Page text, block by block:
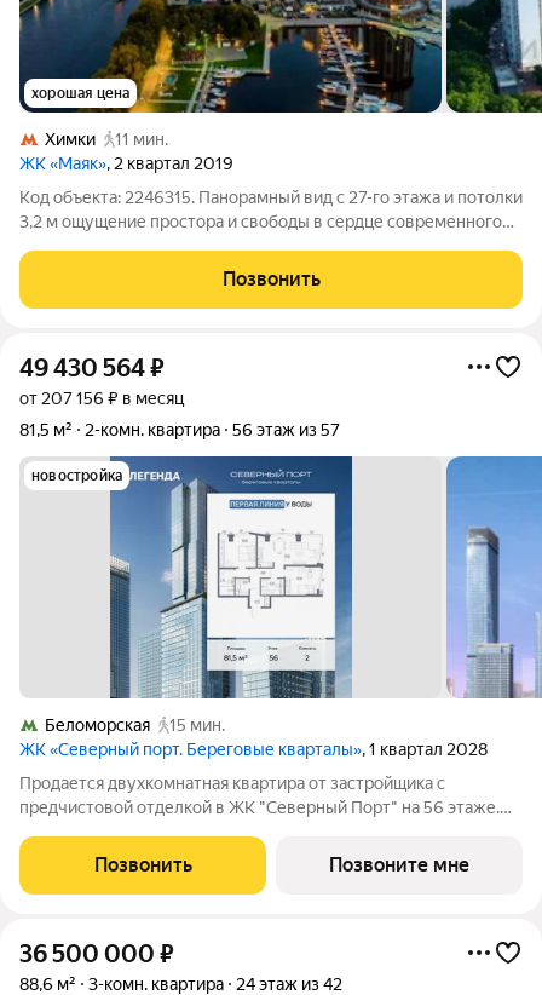
хорошая цена
Химки
11 мин.
ЖК «Маяк», 2 квартал 2019
Код объекта: 2246315. Панорамный вид с 27-го этажа и потолки
3,2 м ощущение простора и свободы в сердце современного
разумной планировки дают простор для реализации любой
идеи ремонта: от
Позвонить
49 430 564₽
от 207 156 ₽ в месяц
81,5 м²
2-комн. квартира 56 этаж из 57
новостройка
Беломорская
15 мин.
ЖК «Северный порт. Береговые кварталы», 1 квартал 2028
Продается двухкомнатная квартира от застройщика с
предчистовой отделкой в ЖК "Северный Порт" на 56 этаже.
просторной кухни-столовой: 24.2 кв.м. Квартира угловая, окна
oбecпeчивaют paвнoмepнoe
Позвонить Позвоните мне
36 500 000 ₽
88,6 м² 3-комн. квартира 24 этаж из 42